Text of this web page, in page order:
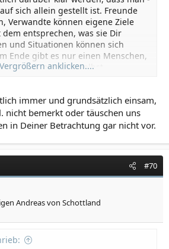
sich allein gestellt ist. Freunde
Verwandte können eigene Ziele
entsprechen, was sie Dir
und Situationen können sich
Ende gibt es nur einen Menschen,
kannst: Dir selbst.
anklicken....
immer und grundsätzlich einsam,
nicht bemerkt oder täuschen uns
in Deiner Betrachtung gar nicht vor.
#70
Andreas von Schottland